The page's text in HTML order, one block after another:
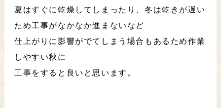
夏はすぐに乾燥してしまったり、冬は乾きが遅い
ため工事がなかなか進まないなど
仕上がりに影響がでてしまう場合もあるため作業
しやすい秋に
工事をすると良いと思います。